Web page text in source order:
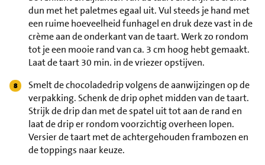
dun met het paletmes egaal uit. Vul steeds je hand met
een ruime hoeveelheid funhagel en druk deze vast in de
crème aan de onderkant van de taart. Werk zo rondom
tot je een mooie rand van ca. 3 cm hoog hebt gemaakt.
Laat de taart 30 min. in de vriezer opstijven.
Smelt de chocoladedrip volgens de aanwijzingen op de
verpakking. Schenk de drip ophet midden van de taart.
Strijk de drip dan met de spatel uit tot aan de rand en
laat de drip er rondom voorzichtig overheen lopen.
Versier de taart met de achtergehouden frambozen en
de toppings naar keuze.